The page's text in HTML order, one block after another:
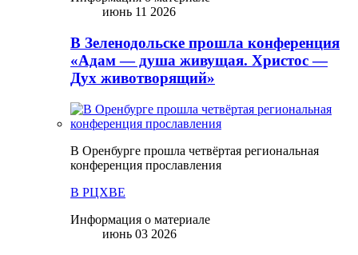
июнь 11 2026
В Зеленодольске прошла конференция
«Адам — душа живущая. Христос —
Дух животворящий»
В Оренбурге прошла четвёртая региональная
конференция прославления
В РЦХВЕ
Информация о материале
июнь 03 2026